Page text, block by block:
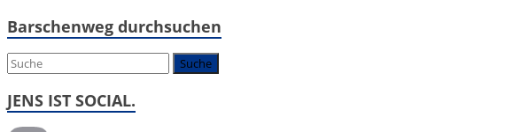
es
Barschenweg durchsuchen
JENS IST SOCIAL.